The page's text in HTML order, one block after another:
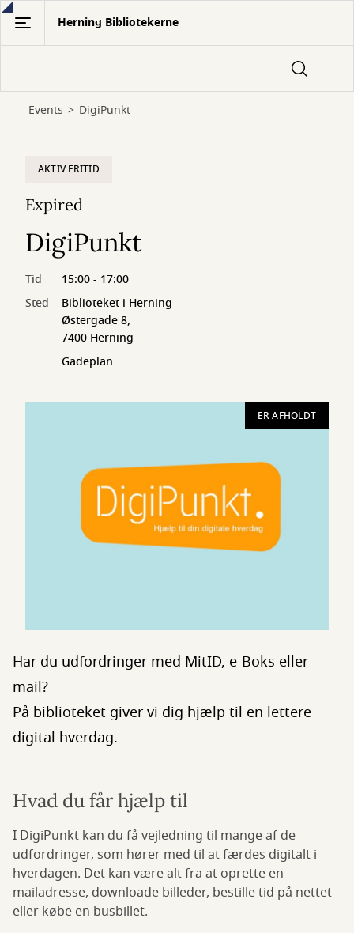
Gå
hovedindhold
Herning Bibliotekerne
Events DigiPunkt
ER AFHOLDT
AKTIV FRITID
Expired
DigiPunkt
Tid
15:00 - 17:00
Sted
Biblioteket i Herning
Østergade 8,
7400 Herning
Gadeplan
Har du udfordringer med MitID, e-Boks eller
mail?
På biblioteket giver vi dig hjælp til en lettere
digital hverdag.
Hvad du får hjælp til
I DigiPunkt kan du få vejledning til mange af de
udfordringer, som hører med til at færdes digitalt i
hverdagen. Det kan være alt fra at oprette en
mailadresse, downloade billeder, bestille tid på nettet
eller købe en busbillet.